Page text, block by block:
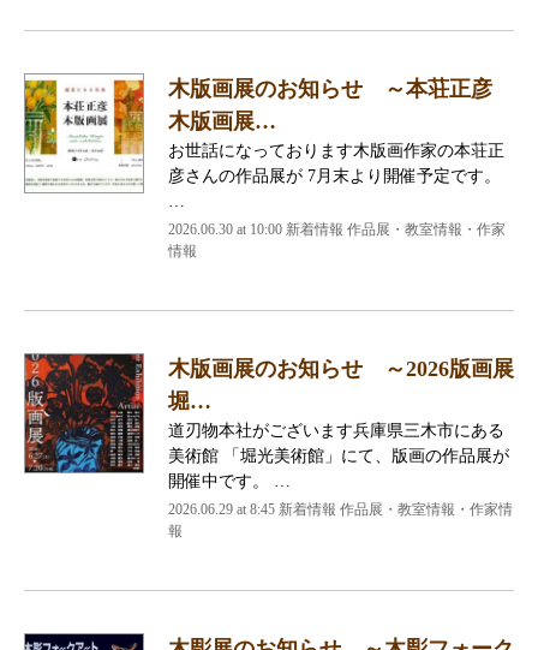
木版画展のお知らせ ～本荘正彦
木版画展…
お世話になっております木版画作家の本荘正
彦さんの作品展が 7月末より開催予定です。
2026.06.30 at 10:00 新着情報 作品展・教室情報・作家
情報
木版画展のお知らせ ～2026版画展
堀…
道刃物本社がございます兵庫県三木市にある
美術館 「堀光美術館」にて、版画の作品展が
開催中です。 …
2026.06.29 at 8:45 新着情報 作品展・教室情報・作家情
報